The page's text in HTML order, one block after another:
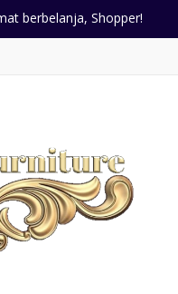
berbelanja, Shopper!